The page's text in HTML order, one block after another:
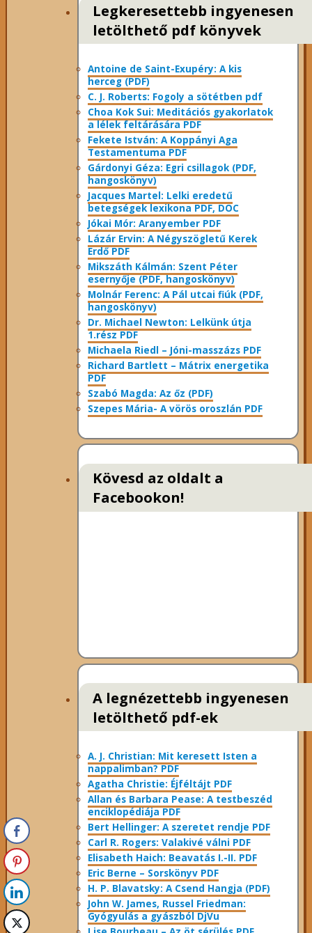
Legkeresettebb ingyenesen
letölthető pdf könyvek
Antoine de Saint-Exupéry: A kis
herceg (PDF)
C. J. Roberts: Fogoly a sötétben pdf
Choa Kok Sui: Meditációs gyakorlatok
a lélek feltárására PDF
Fekete István: A Koppányi Aga
Testamentuma PDF
Gárdonyi Géza: Egri csillagok (PDF,
hangoskönyv)
Jacques Martel: Lelki eredetű
betegségek lexikona PDF, DOC
Jókai Mór: Aranyember PDF
Lázár Ervin: A Négyszögletű Kerek
Erdő PDF
Mikszáth Kálmán: Szent Péter
esernyője (PDF, hangoskönyv)
Molnár Ferenc: A Pál utcai fiúk (PDF,
hangoskönyv)
Dr. Michael Newton: Lelkünk útja
1.rész PDF
Michaela Riedl – Jóni-masszázs PDF
Richard Bartlett – Mátrix energetika
PDF
Szabó Magda: Az őz (PDF)
Szepes Mária- A vörös oroszlán PDF
Kövesd az oldalt a
Facebookon!
A legnézettebb ingyenesen
letölthető pdf-ek
A. J. Christian: Mit keresett Isten a
nappalimban? PDF
Agatha Christie: Éjféltájt PDF
Allan és Barbara Pease: A testbeszéd
enciklopédiája PDF
Bert Hellinger: A ​szeretet rendje PDF
Carl R. Rogers: Valakivé válni PDF
Elisabeth Haich: Beavatás I.-II. PDF
Eric Berne – Sorskönyv PDF
H. P. Blavatsky: A Csend Hangja (PDF)
John W. James, Russel Friedman:
Gyógyulás a gyászból DjVu